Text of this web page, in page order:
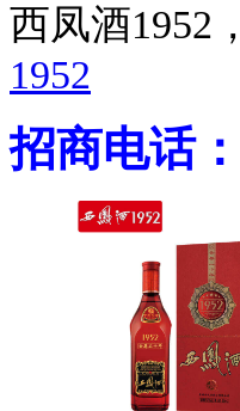
西凤酒1952
1952
招商电话